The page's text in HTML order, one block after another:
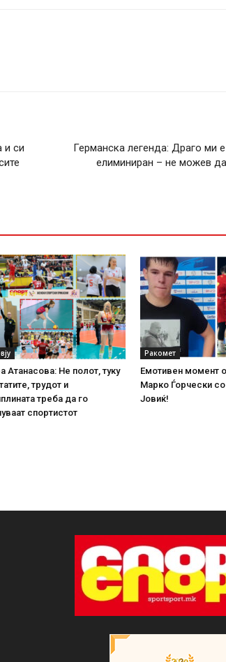
и си
Германска легенда: Драго ми
елиминиран – не можев
Атанасова: Не полот, туку
трудот и
треба да го
спортистот
Ракомет
Емотивен момент
Марко Ѓорчески
Јовиќ!